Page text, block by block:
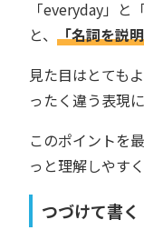
「everyday」と
と、 「名詞を説
見た目はとても
ったく違う表現
このポイントを
っと理解しやす
つづけて書